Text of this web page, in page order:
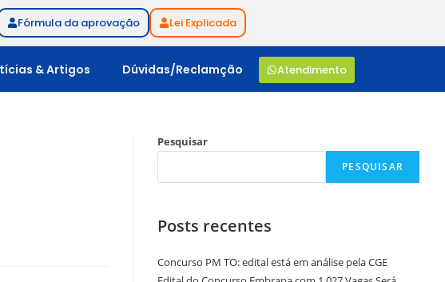
Fórmula da aprovação Lei Explicada
& Artigos Dúvidas/Reclamção Atendimento
Pesquisar
PESQUISAR
Posts recentes
Concurso PM TO: edital está em análise pela CGE